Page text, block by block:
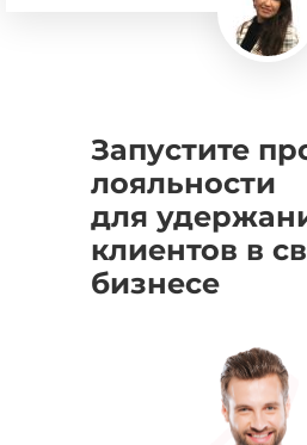
Запустите
лояльности
для
клиентов в
бизнесе